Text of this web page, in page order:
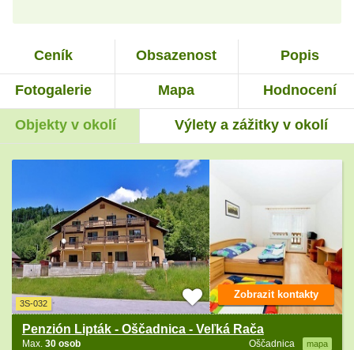
Ceník Obsazenost Popis
Fotogalerie Mapa Hodnocení
Objekty v okolí Výlety a zážitky v okolí
3S-032
Penzión Lipták - Oščadnica - Veľká Rača
Oščadnica mapa
Max. 30 osob
Zobrazit kontakty